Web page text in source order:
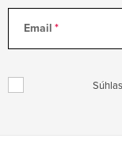
Email